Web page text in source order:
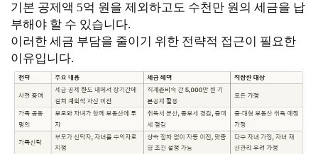
기본 공제액 5억 원을 제외하고도 수천만 원의 세금을 납
부해야 할 수 있습니다.
이러한 세금 부담을 줄이기 위한 전략적 접근이 필요한
이유입니다.